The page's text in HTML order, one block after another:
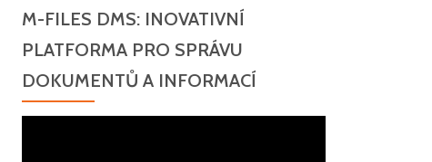
M-FILES DMS: INOVATIVNÍ
PLATFORMA PRO SPRÁVU
DOKUMENTŮ A INFORMACÍ